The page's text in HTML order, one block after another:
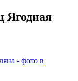
Ягодная